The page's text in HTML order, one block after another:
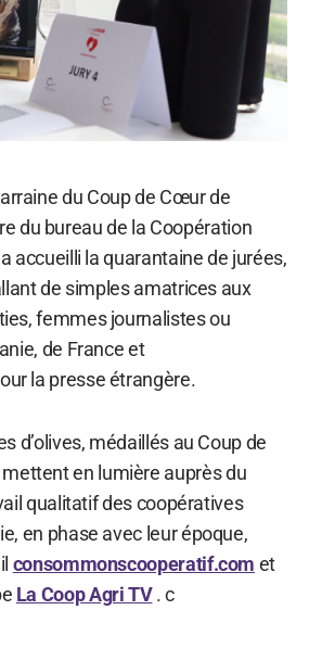
du Coup de Cœur de
du bureau de la Coopération
accueilli la quarantaine de jurées,
de simples amatrices aux
femmes journalistes ou
de France et
la presse étrangère.
d’olives, médaillés au Coup de
en lumière auprès du
qualitatif des coopératives
en phase avec leur époque,
consommonscooperatif.com et
La Coop Agri TV. c